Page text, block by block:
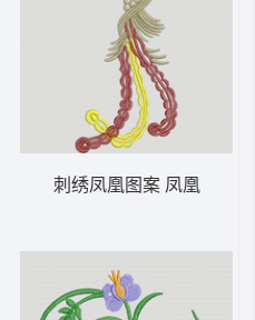
刺绣凤凰图案 凤凰